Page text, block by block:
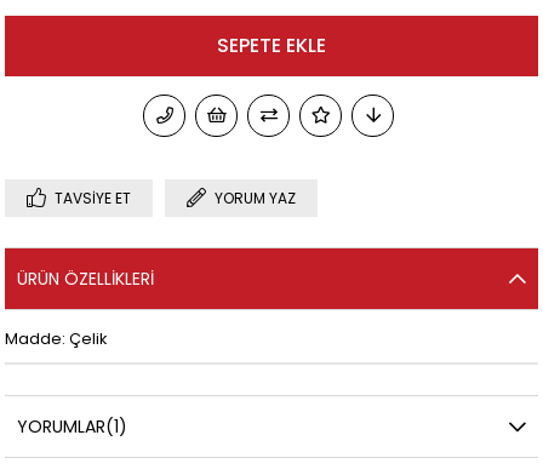
TAVSIYE ET YORUM YAZ
ÜRÜN ÖZELLIKLERI
Madde: Çelik
YORUMLAR(1)